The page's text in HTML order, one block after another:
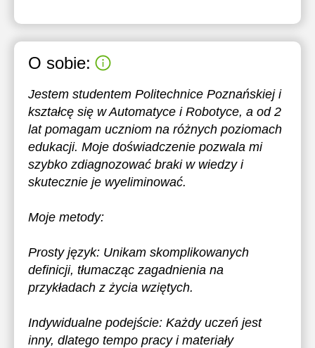
O sobie:
Jestem studentem Politechnice Poznańskiej i
kształcę się w Automatyce i Robotyce, a od 2
lat pomagam uczniom na różnych poziomach
edukacji. Moje doświadczenie pozwala mi
szybko zdiagnozować braki w wiedzy i
skutecznie je wyeliminować.
Moje metody:
Prosty język: Unikam skomplikowanych
definicji, tłumacząc zagadnienia na
przykładach z życia wziętych.
Indywidualne podejście: Każdy uczeń jest
inny, dlatego tempo pracy i materiały